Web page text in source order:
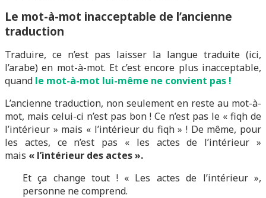
Le mot-à-mot inacceptable de l’ancienne
traduction
Traduire, ce n’est pas laisser la langue traduite (ici,
l’arabe) en mot-à-mot. Et c’est encore plus inacceptable,
quand le mot-à-mot lui-même ne convient pas !
L’ancienne traduction, non seulement en reste au mot-à-
mot, mais celui-ci n’est pas bon ! Ce n’est pas le « fiqh de
l’intérieur » mais « l’intérieur du fiqh » ! De même, pour
les actes, ce n’est pas « les actes de l’intérieur »
mais « l’intérieur des actes ».
Et ça change tout ! « Les actes de l’intérieur »,
personne ne comprend.